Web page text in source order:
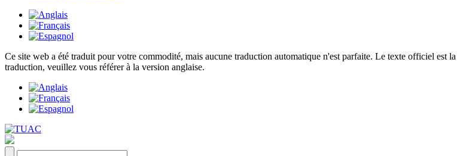
Ce site web a été traduit pour votre commodité, mais aucune traduction automatique n'est parfaite. Le texte officiel est
traduction, veuillez vous référer à la version anglaise.